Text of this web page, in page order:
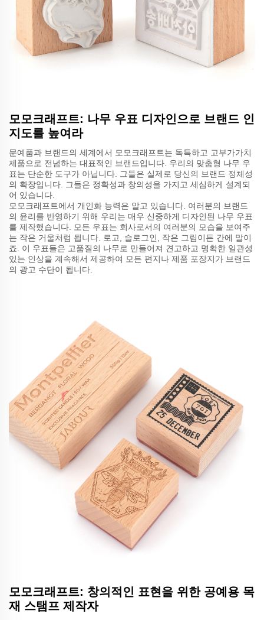
모모크래프트: 나무 우표 디자인으로 브랜드 인
지도를 높여라
문예품과 브랜드의 세계에서 모모크래프트는 독특하고 고부가가치
제품으로 전념하는 대표적인 브랜드입니다. 우리의 맞춤형 나무 우
표는 단순한 도구가 아닙니다. 그들은 실제로 당신의 브랜드 정체성
의 확장입니다. 그들은 정확성과 창의성을 가지고 세심하게 설계되
어 있습니다.
모모크래프트에서 개인화 능력은 알고 있습니다. 여러분의 브랜드
의 윤리를 반영하기 위해 우리는 매우 신중하게 디자인된 나무 우표
를 제작했습니다. 모든 우표는 회사로서의 여러분의 모습을 보여주
는 작은 거울처럼 됩니다. 로고, 슬로그인, 작은 그림이든 간에 말이
죠. 이 우표들은 고품질의 나무로 만들어져 견고하고 명확한 일관성
있는 인상을 계속해서 제공하여 모든 편지나 제품 포장지가 브랜드
의 광고 수단이 됩니다.
모모크래프트: 창의적인 표현을 위한 공예용 목
재 스탬프 제작자